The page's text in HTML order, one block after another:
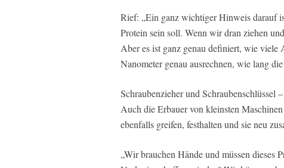
Rief: „Ein ganz wichtiger Hinweis darauf
Protein sein soll. Wenn wir dran ziehen
Aber es ist ganz genau definiert, wie viele
Nanometer genau ausrechnen, wie lang
Schraubenzieher und Schraubenschlüssel
Auch die Erbauer von kleinsten
ebenfalls greifen, festhalten und sie neu
„Wir brauchen Hände und müssen dieses